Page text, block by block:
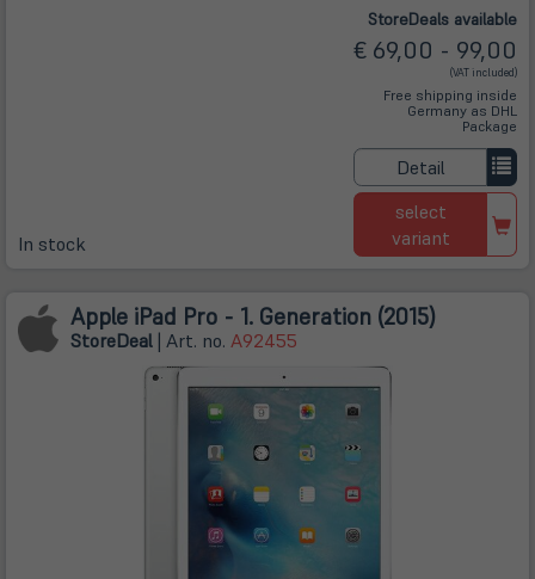
In stock
StoreDeals available
€ 69,00 - 99,00
(VAT included)
Free shipping inside
Germany as DHL
Package
Detail
select
variant
Apple iPad Pro - 1. Generation (2015)
StoreDeal| Art. no. A92455